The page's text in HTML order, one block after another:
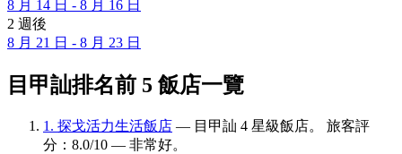
8 月 14 日 - 8 月 16 日
2 週後
8 月 21 日 - 8 月 23 日
目甲訕排名前 5 飯店一覽
1. 探戈活力生活飯店 — 目甲訕 4 星級飯店。 旅客評
分：8.0/10 — 非常好。